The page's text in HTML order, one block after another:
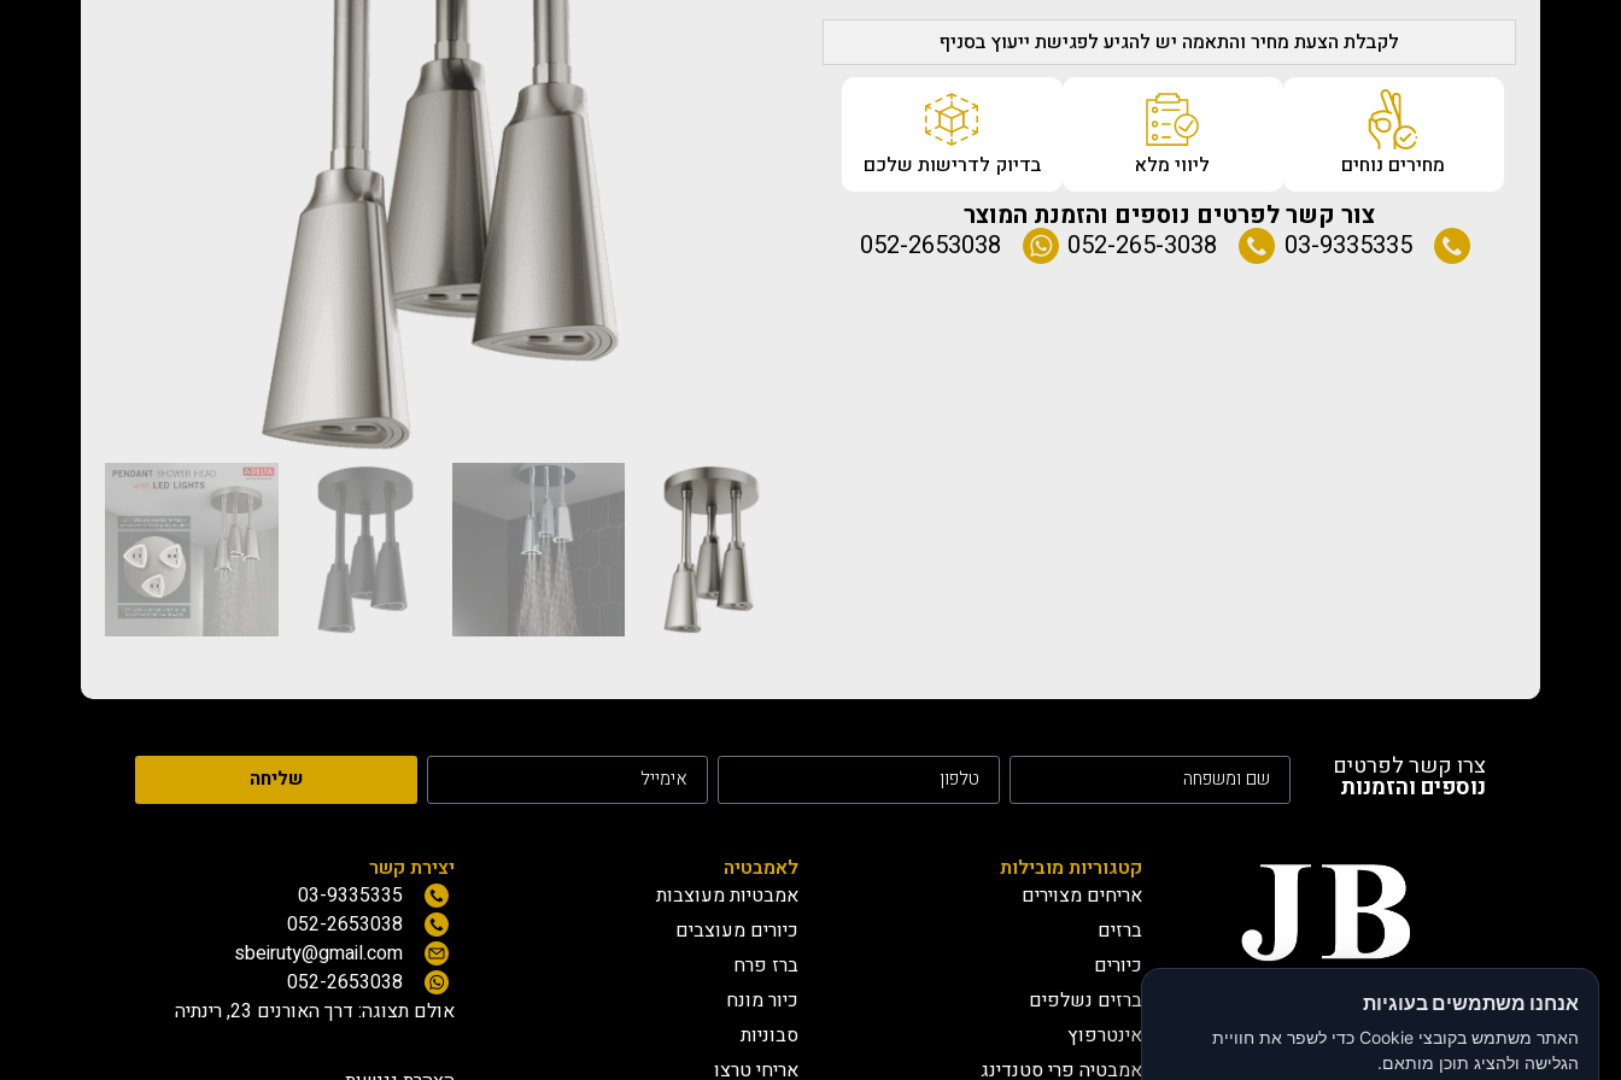
לקבלת הצעת מחיר והתאמה יש להגיע לפגישת ייעוץ בסניף
מחירים נוחים ליווי מלא בדיוק לדרישות שלכם
צור קשר לפרטים נוספים והזמנת המוצר
03-9335335
052-265-3038
052-2653038
צרו קשר לפרטים
נוספים והזמנות שליחה
יבואנים רשמיים
קטגוריות מובילות
אריחים מצוירים
ברזים
כיורים
ברזים נשלפים
אינטרפוץ
אמבטיה פרי סטנדינג
לאמבטיה
אמבטיות מעוצבות
כיורים מעוצבים
ברז פרח
כיור מונח
סבוניות
אריחי טרצו
יצירת קשר
03-9335335
052-2653038
sbeiruty@gmail.com
052-2653038
אולם תצוגה: דרך האורנים 23, רינתיה אנחנו משתמשים בעוגיות
האתר משתמש בקובצי Cookie כדי לשפר את חוויית
הגלישה ולהציג תוכן מותאם.